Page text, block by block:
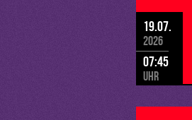
19.07.
2026
07:45
Uhr